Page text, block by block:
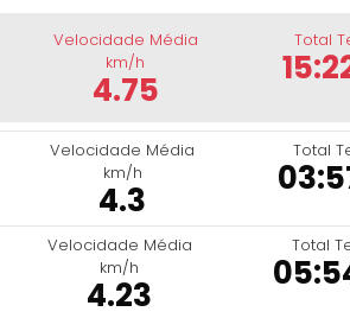
Velocidade Média
km/h
4.75
Total
Velocidade Média
km/h
4.3
Total
Velocidade Média
km/h
4.23
Total